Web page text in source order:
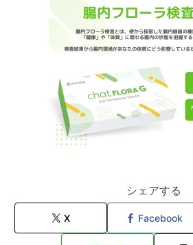
シェアする
X Facebook